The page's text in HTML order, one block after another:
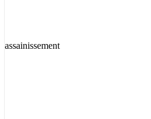
assainissement